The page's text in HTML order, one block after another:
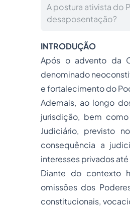
A postura ativista do
desaposentação?
INTRODUÇÃO
Após o advento da
denominado
e fortalecimento do
Ademais, ao longo
jurisdição, bem
Judiciário, previsto
consequência a
interesses privados
Diante do contexto
omissões dos
constitucionais,